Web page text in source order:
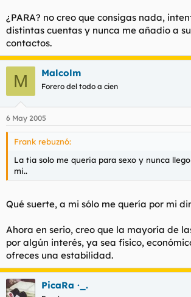
¿PARA? no creo que consigas nada,
distintas cuentas y nunca me añadio a
contactos.
M Malcolm
Forero del todo a cien
6 May 2005
Frank rebuznó:
La tia solo me queria para sexo y nunca
mi..
Qué suerte, a mi sólo me quería por mi
Ahora en serio, creo que la mayoría de
por algún interés, ya sea físico,
ofreces una estabilidad.
PicaRa ·_.